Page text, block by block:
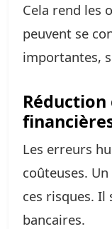
Cela rend les
peuvent se
importantes,
Les erreurs
coûteuses.
ces risques. Il
bancaires.